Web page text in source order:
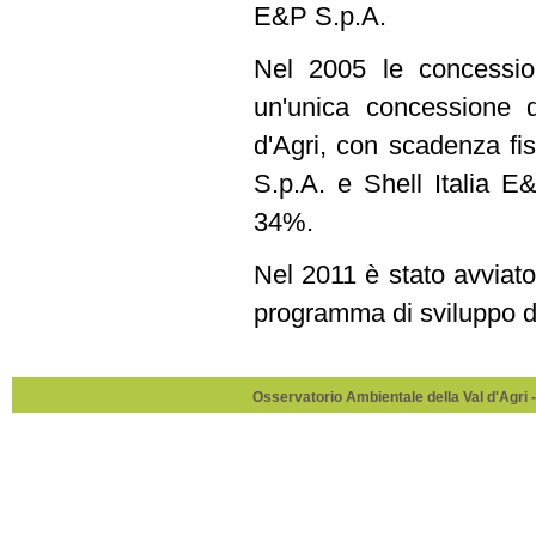
E&P S.p.A.
Nel 2005 le
un'unica concessione
d'Agri, con scadenza
S.p.A. e Shell Italia
34%.
Nel 2011 è stato
programma di sviluppo
Osservatorio Ambientale della Val d'Agri